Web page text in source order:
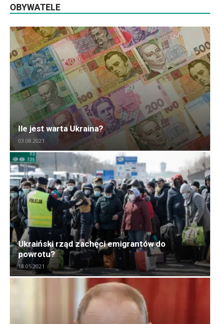
OBYWATELE
Ile jest warta Ukraina?
03.08.2021
Ukraiński rząd zachęci emigrantów do
powrotu?
18.05.2021